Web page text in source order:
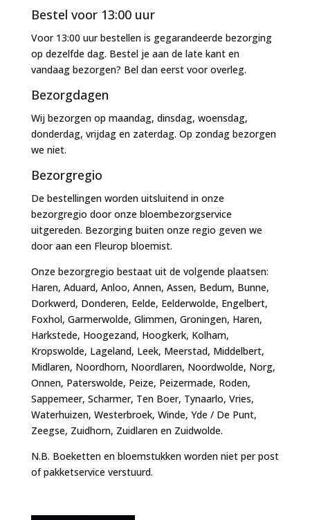
Bestel voor 13:00 uur
Voor 13:00 uur bestellen is gegarandeerde bezorging
op dezelfde dag. Bestel je aan de late kant en
vandaag bezorgen? Bel dan eerst voor overleg.
Bezorgdagen
Wij bezorgen op maandag, dinsdag, woensdag,
donderdag, vrijdag en zaterdag. Op zondag bezorgen
we niet.
Bezorgregio
De bestellingen worden uitsluitend in onze
bezorgregio door onze bloembezorgservice
uitgereden. Bezorging buiten onze regio geven we
door aan een Fleurop bloemist.
Onze bezorgregio bestaat uit de volgende plaatsen:
Haren, Aduard, Anloo, Annen, Assen, Bedum, Bunne,
Dorkwerd, Donderen, Eelde, Eelderwolde, Engelbert,
Foxhol, Garmerwolde, Glimmen, Groningen, Haren,
Harkstede, Hoogezand, Hoogkerk, Kolham,
Kropswolde, Lageland, Leek, Meerstad, Middelbert,
Midlaren, Noordhorn, Noordlaren, Noordwolde, Norg,
Onnen, Paterswolde, Peize, Peizermade, Roden,
Sappemeer, Scharmer, Ten Boer, Tynaarlo, Vries,
Waterhuizen, Westerbroek, Winde, Yde / De Punt,
Zeegse, Zuidhorn, Zuidlaren en Zuidwolde.
N.B. Boeketten en bloemstukken worden niet per post
of pakketservice verstuurd.